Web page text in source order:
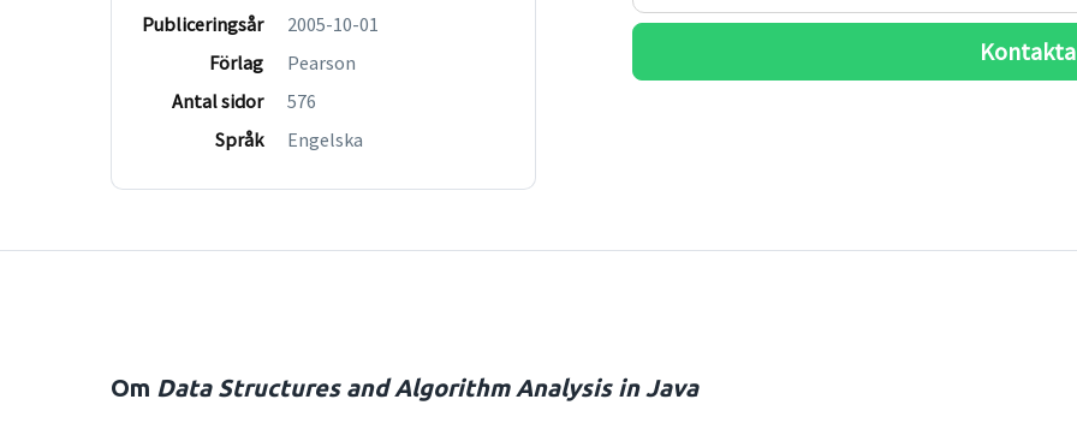
Publiceringsår
2005-10-01
Förlag
Pearson
Antal sidor
576
Språk
Engelska
Om Data Structures and Algorithm Analysis in Java